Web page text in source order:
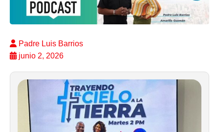
Padre Luis Barrios
junio 2, 2026